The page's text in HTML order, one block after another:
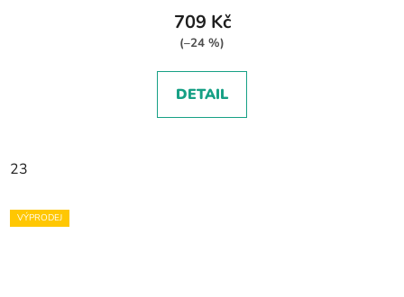
709 Kč
(–24 %)
DETAIL
23
VÝPRODEJ